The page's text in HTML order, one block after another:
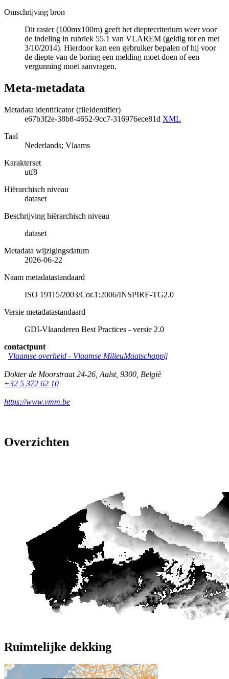
Omschrijving bron
Dit raster (100mx100m) geeft het dieptecriterium weer voor
de indeling in rubriek 55.1 van VLAREM (geldig tot en met
3/10/2014). Hierdoor kan een gebruiker bepalen of hij voor
de diepte van de boring een melding moet doen of een
vergunning moet aanvragen.
Meta-metadata
Metadata identificator (fileIdentifier)
e67b3f2e-38b8-4652-9cc7-316976ece81d XML
Taal
Nederlands; Vlaams
Karakterset
utf8
Hiërarchisch niveau
dataset
Beschrijving hiërarchisch niveau
dataset
Metadata wijzigingsdatum
2026-06-22
Naam metadatastandaard
ISO 19115/2003/Cor.1:2006/INSPIRE-TG2.0
Versie metadatastandaard
GDI-Vlaanderen Best Practices - versie 2.0
contactpunt
Vlaamse overheid - Vlaamse MilieuMaatschappij
Dokter de Moorstraat 24-26 Aalst, 9300 België
+32 5 372 62 10
https://www.vmm.be
Overzichten
Ruimtelijke dekking